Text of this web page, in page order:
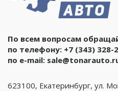
По всем вопросам
по телефону: +7 (343) 328-
по e-mail:
623100, Екатеринбург, ул.